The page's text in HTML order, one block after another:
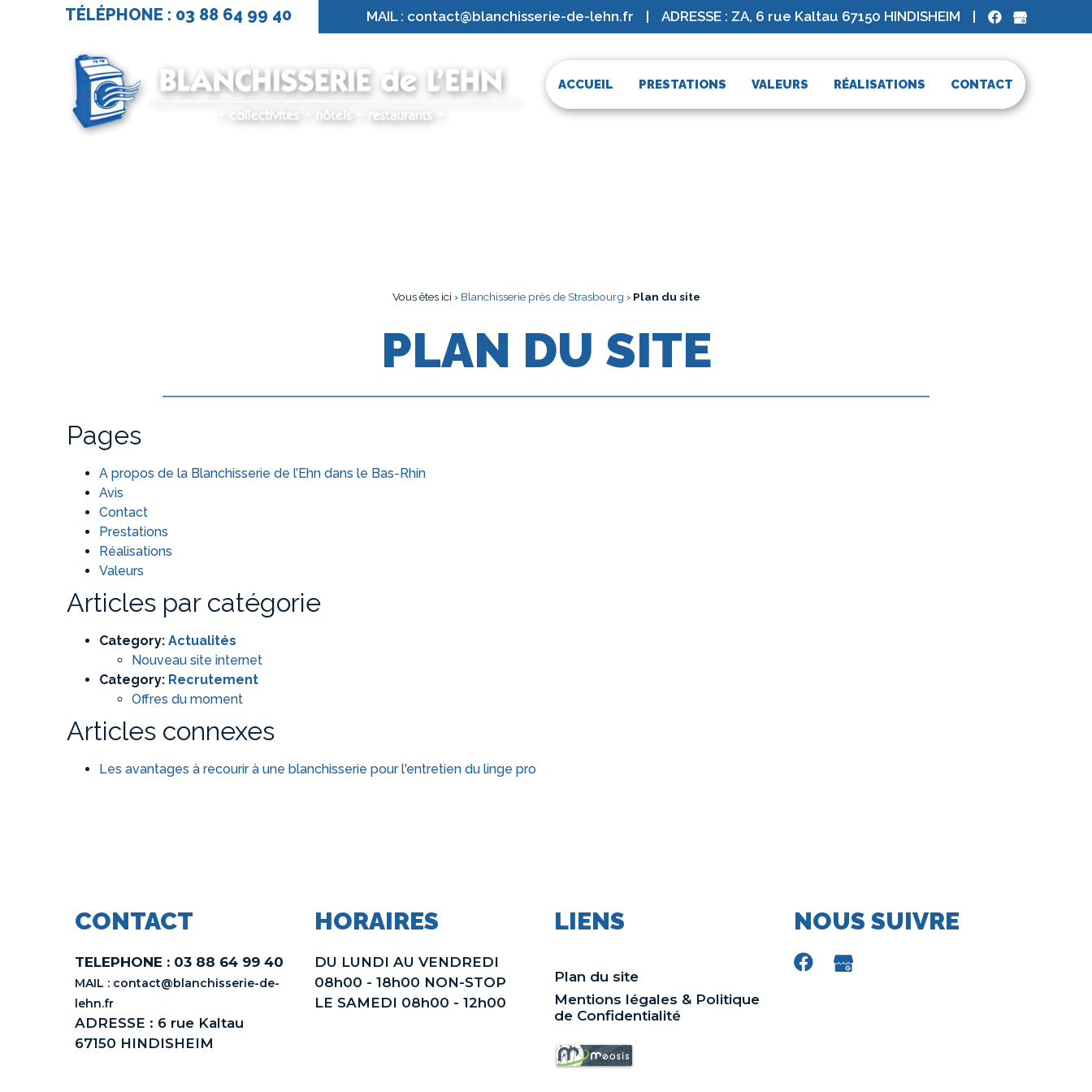
TÉLÉPHONE : 03 88 64 99 40 MAIL : contact@blanchisserie-de-lehn.fr ADRESSE : ZA, 6 rue Kaltau 67150 HINDISHEIM
ACCUEIL PRESTATIONS VALEURS RÉALISATIONS CONTACT
Vous êtes ici › Blanchisserie près de Strasbourg › Plan du site
PLAN DU SITE
Pages
A propos de la Blanchisserie de l’Ehn dans le Bas-Rhin
Avis
Contact
Prestations
Réalisations
Valeurs
Articles par catégorie
Category: Actualités
Nouveau site internet
Category: Recrutement
Offres du moment
Articles connexes
Les avantages à recourir à une blanchisserie pour l'entretien du linge pro
CONTACT
TELEPHONE : 03 88 64 99 40
MAIL : contact@blanchisserie-de-
lehn.fr
ADRESSE : 6 rue Kaltau
67150 HINDISHEIM
HORAIRES
DU LUNDI AU VENDREDI
08h00 - 18h00 NON-STOP
LE SAMEDI 08h00 - 12h00
LIENS
Plan du site
Mentions légales & Politique
de Confidentialité
NOUS SUIVRE